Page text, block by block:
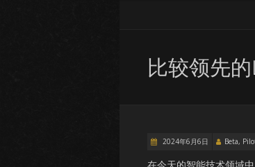
比较领先
2024年6月6日 Beta,